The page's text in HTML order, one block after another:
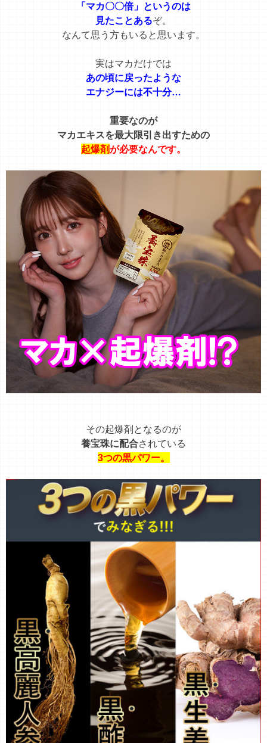
「マカ〇〇倍」というのは
見たことあるぞ。
なんて思う方もいると思います。
実はマカだけでは
あの頃に戻ったような
エナジーには不十分…
重要なのが
マカエキスを最大限引き出すための
起爆剤が必要なんです。
その起爆剤となるのが
養宝珠に配合されている
3つの黒パワー。